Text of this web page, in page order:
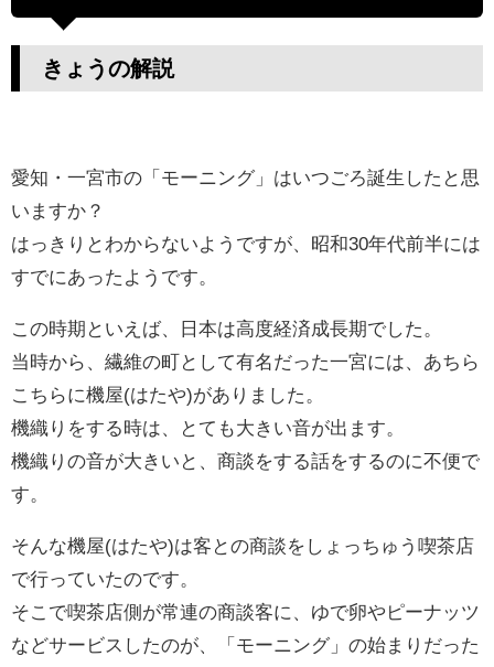
きょうの解説
愛知・一宮市の「モーニング」はいつごろ誕生したと思
いますか？
はっきりとわからないようですが、昭和30年代前半には
すでにあったようです。
この時期といえば、日本は高度経済成長期でした。
当時から、繊維の町として有名だった一宮には、あちら
こちらに機屋(はたや)がありました。
機織りをする時は、とても大きい音が出ます。
機織りの音が大きいと、商談をする話をするのに不便で
す。
そんな機屋(はたや)は客との商談をしょっちゅう喫茶店
で行っていたのです。
そこで喫茶店側が常連の商談客に、ゆで卵やピーナッツ
などサービスしたのが、「モーニング」の始まりだった